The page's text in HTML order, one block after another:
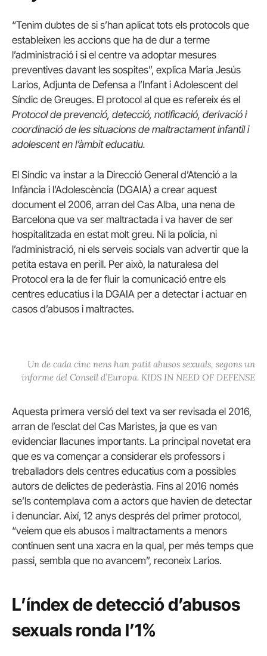
“Tenim dubtes de si s’han aplicat tots els protocols que
estableixen les accions que ha de dur a terme
l’administració i si el centre va adoptar mesures
preventives davant les sospites”, explica Maria Jesús
Larios, Adjunta de Defensa a l’Infant i Adolescent del
Síndic de Greuges. El protocol al que es refereix és el
Protocol de prevenció, detecció, notificació, derivació i
coordinació de les situacions de maltractament infantil i
adolescent en l’àmbit educatiu.
El Síndic va instar a la Direcció General d’Atenció a la
Infància i l’Adolescència (DGAIA) a crear aquest
document el 2006, arran del Cas Alba, una nena de
Barcelona que va ser maltractada i va haver de ser
hospitalitzada en estat molt greu. Ni la policia, ni
l’administració, ni els serveis socials van advertir que la
petita estava en perill. Per això, la naturalesa del
Protocol era la de fer fluir la comunicació entre els
centres educatius i la DGAIA per a detectar i actuar en
casos d’abusos i maltractes.
Un de cada cinc nens han patit abusos sexuals, segons un
informe del Consell d’Europa. KIDS IN NEED OF DEFENSE
Aquesta primera versió del text va ser revisada el 2016,
arran de l’esclat del Cas Maristes, ja que es van
evidenciar llacunes importants. La principal novetat era
que es va començar a considerar els professors i
treballadors dels centres educatius com a possibles
autors de delictes de pederàstia. Fins al 2016 només
se’ls contemplava com a actors que havien de detectar
i denunciar. Així, 12 anys després del primer protocol,
“veiem que els abusos i maltractaments a menors
continuen sent una xacra en la qual, per més temps que
passi, sembla que no avancem”, reconeix Larios.
L’índex de detecció d’abusos
sexuals ronda l’1%